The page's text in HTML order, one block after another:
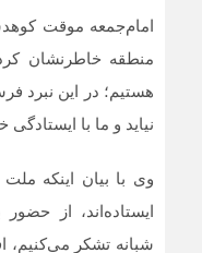
امام‌جمعه موقت
منطقه خاطرنشان
هستیم؛ در این نبرد
نیاید و ما با
وی با بیان اینکه ملت
ایستاده‌اند، از
شبانه تشکر